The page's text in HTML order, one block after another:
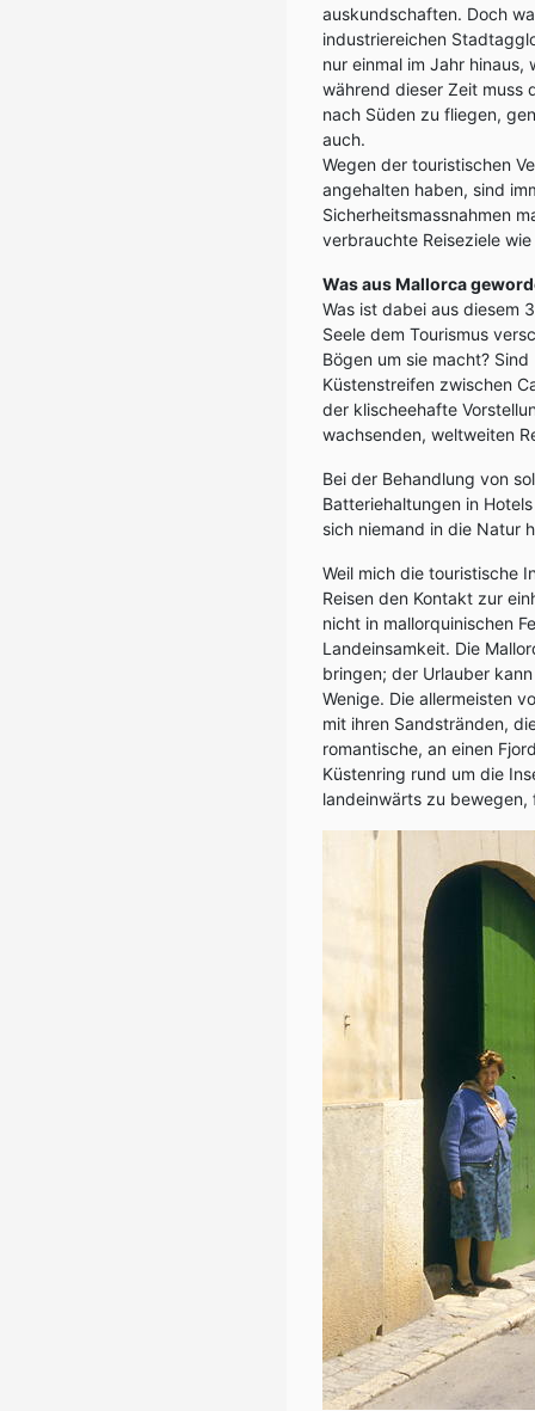
auskundschaften. Doch
industriereichen
nur einmal im Jahr
während dieser Zeit muss
nach Süden zu fliegen,
auch.
Wegen der touristischen
angehalten haben, sind
Sicherheitsmassnahmen
verbrauchte Reiseziele
Was aus Mallorca
Was ist dabei aus diesem
Seele dem Tourismus
Bögen um sie macht?
Küstenstreifen zwischen
der klischeehafte
wachsenden, weltweiten
Bei der Behandlung von
Batteriehaltungen in
sich niemand in die Natur
Weil mich die touristische
Reisen den Kontakt zur
nicht in mallorquinischen
Landeinsamkeit. Die
bringen; der Urlauber
Wenige. Die allermeisten
mit ihren Sandstränden,
romantische, an einen
Küstenring rund um die
landeinwärts zu bewegen,